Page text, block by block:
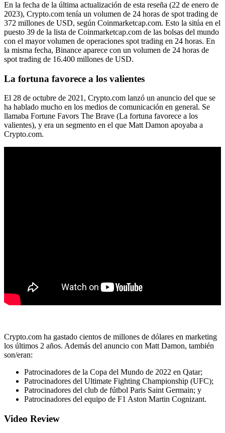
En la fecha de la última actualización de esta reseña (22 de enero de
2023), Crypto.com tenía un volumen de 24 horas de spot trading de
372 millones de USD, según Coinmarketcap.com. Esto la sitúa en el
puesto 39 de la lista de Coinmarketcap.com de las bolsas del mundo
con el mayor volumen de operaciones spot trading en 24 horas. En
la misma fecha, Binance aparece con un volumen de 24 horas de
spot trading de 16.400 millones de USD.
La fortuna favorece a los valientes
El 28 de octubre de 2021, Crypto.com lanzó un anuncio del que se
ha hablado mucho en los medios de comunicación en general. Se
llamaba Fortune Favors The Brave (La fortuna favorece a los
valientes), y era un segmento en el que Matt Damon apoyaba a
Crypto.com.
Crypto.com ha gastado cientos de millones de dólares en marketing
los últimos 2 años. Además del anuncio con Matt Damon, también
son/eran:
Patrocinadores de la Copa del Mundo de 2022 en Qatar;
Patrocinadores del Ultimate Fighting Championship (UFC);
Patrocinadores del club de fútbol Paris Saint Germain; y
Patrocinadores del equipo de F1 Aston Martin Cognizant.
Video Review